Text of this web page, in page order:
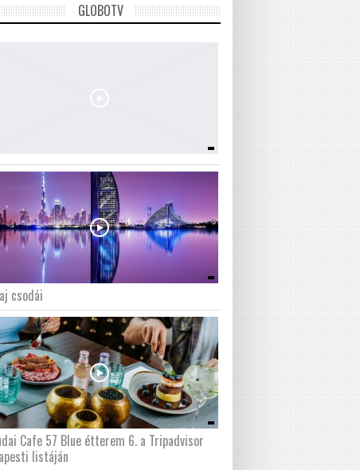
GLOBOTV
csodái
Cafe 57 Blue étterem 6. a Tripadvisor
listáján